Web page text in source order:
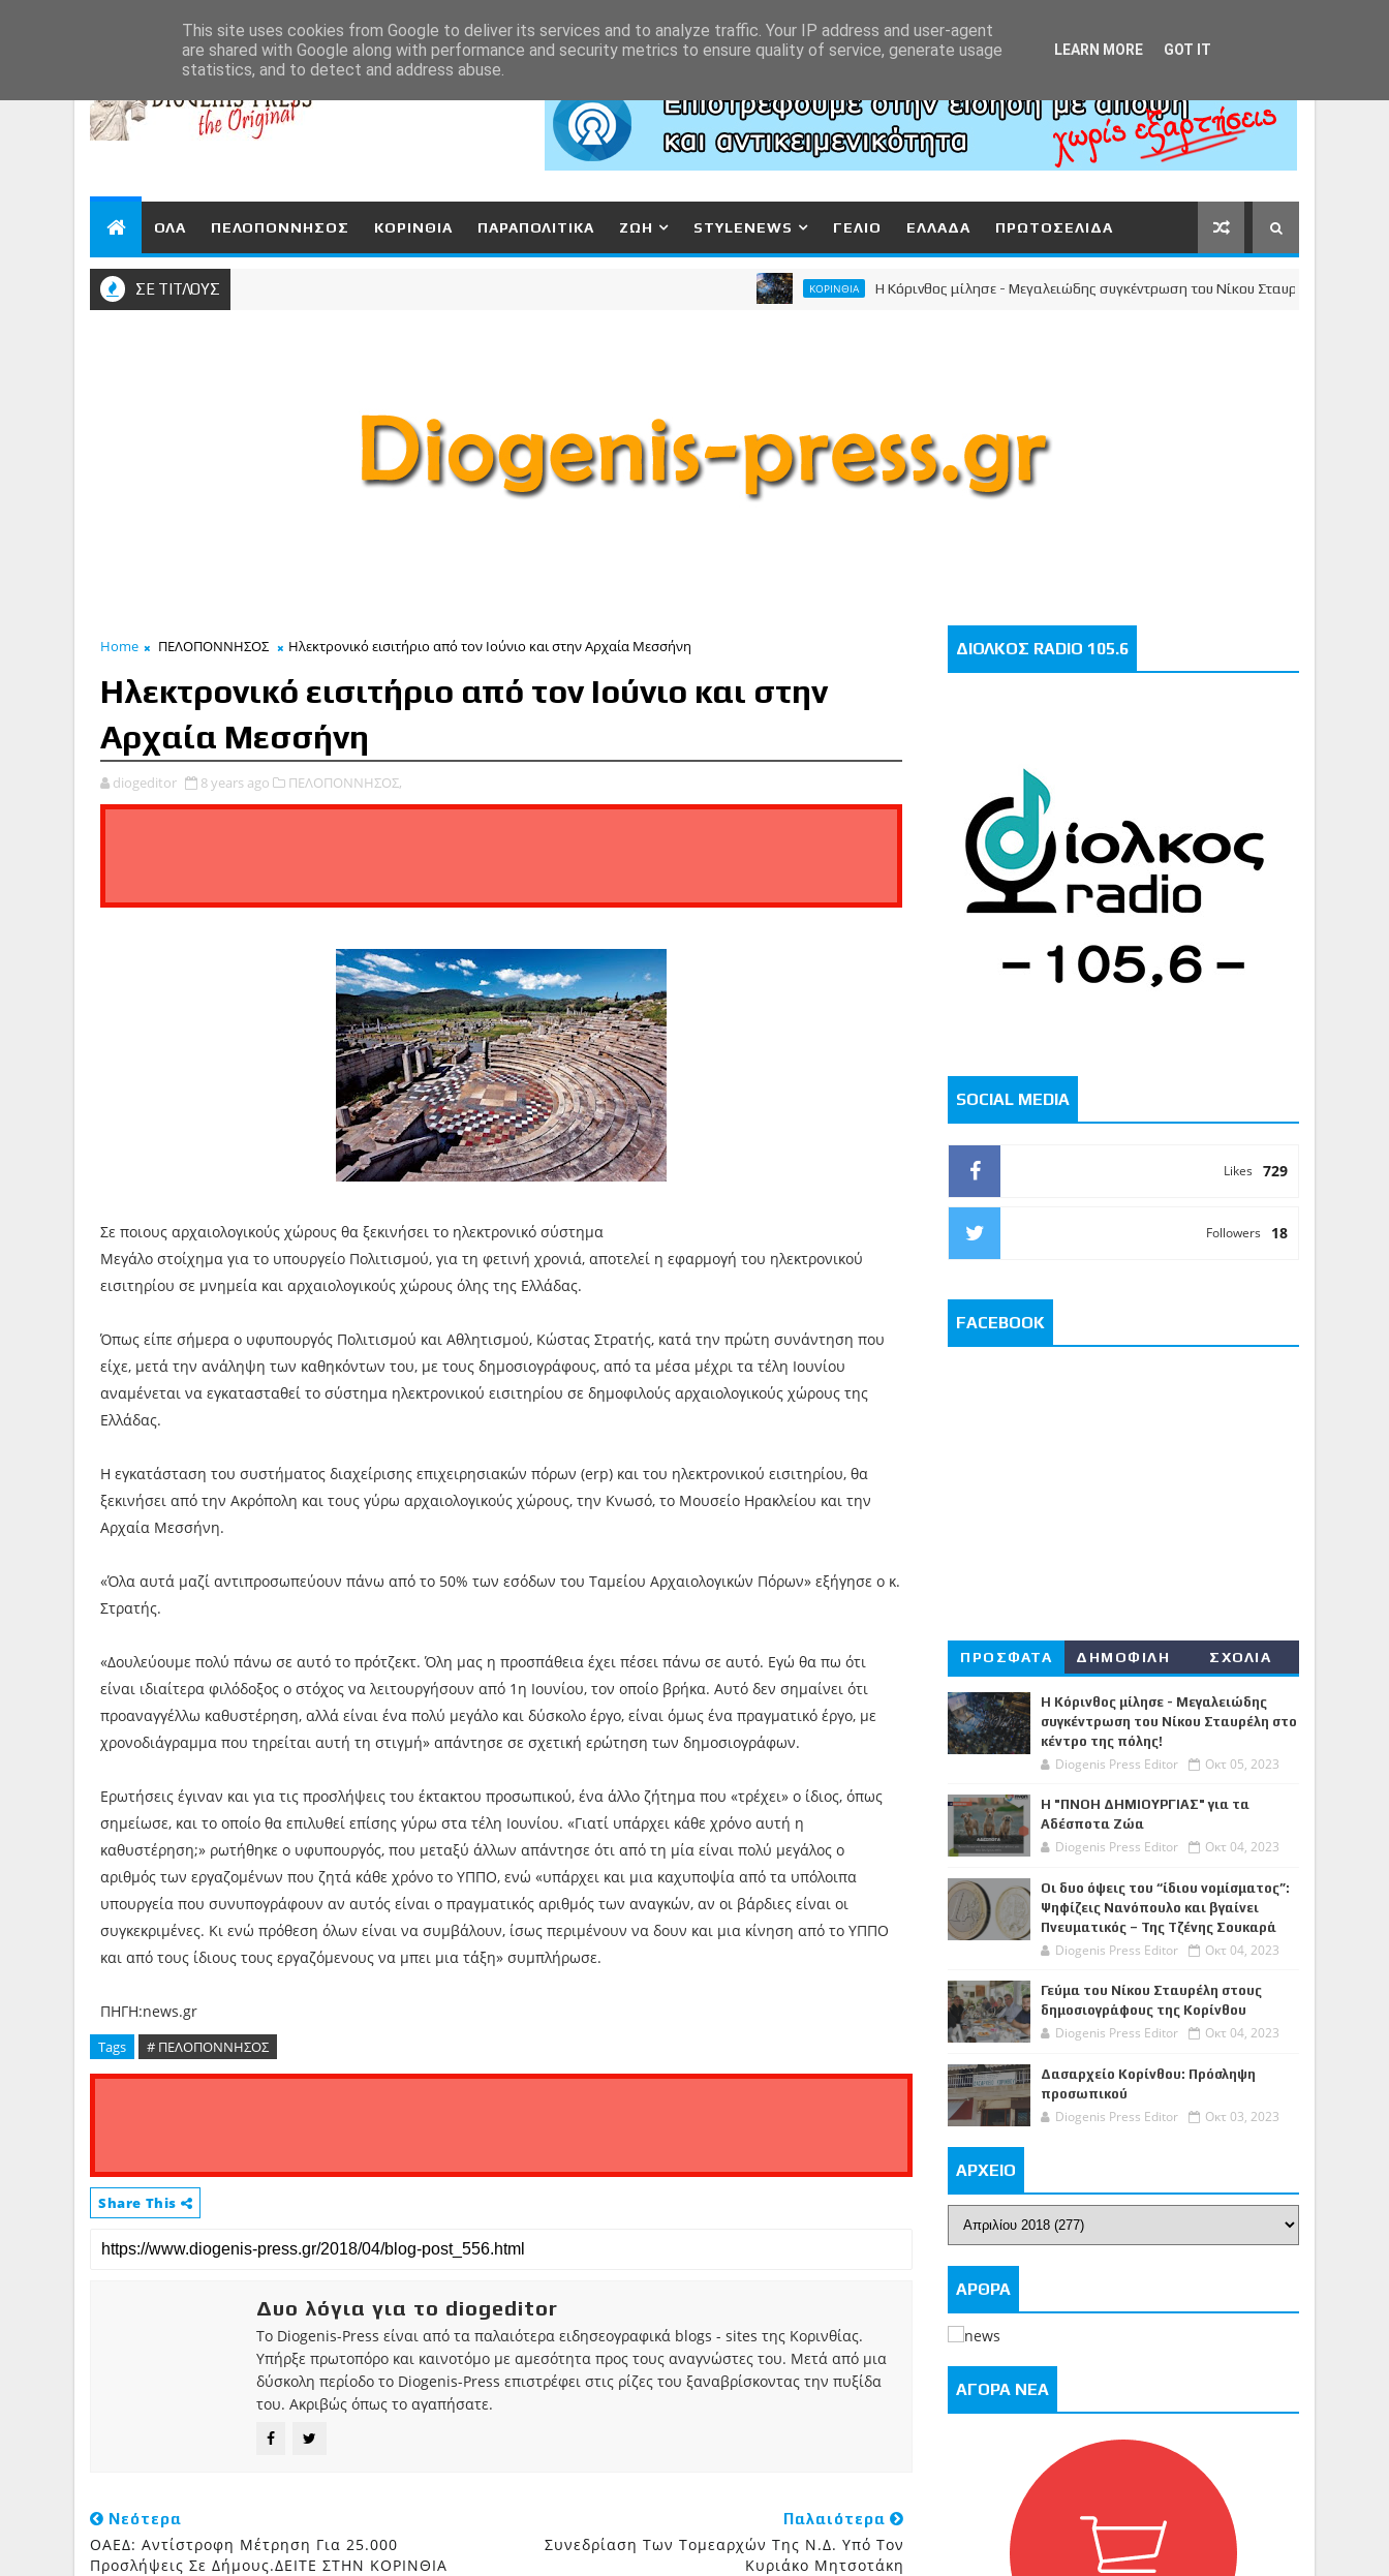
ΟΛΑ ΠΕΛΟΠΟΝΝΗΣΟΣ ΚΟΡΙΝΘΙΑ ΠΑΡΑΠΟΛΙΤΙΚΑ ΖΩΗ STYLENEWS ΓΕΛΙΟ ΕΛΛΑΔΑ ΠΡΩΤΟΣΕΛΙΔΑ
ΣΕ ΤΙΤΛΟΥΣ ΚΟΡΙΝΘΙΑ Η Κόρινθος μίλησε - Μεγαλειώδης συγκέντρωση του Νίκου Σταυρέλη στο κέντρο της
Home ΠΕΛΟΠΟΝΝΗΣΟΣ Ηλεκτρονικό εισιτήριο από τον Ιούνιο και στην Αρχαία Μεσσήνη
Ηλεκτρονικό εισιτήριο από τον Ιούνιο και στην
Αρχαία Μεσσήνη
diogeditor 8 years ago ΠΕΛΟΠΟΝΝΗΣΟΣ,
Σε ποιους αρχαιολογικούς χώρους θα ξεκινήσει το ηλεκτρονικό σύστημα
Μεγάλο στοίχημα για το υπουργείο Πολιτισμού, για τη φετινή χρονιά, αποτελεί η εφαρμογή του ηλεκτρονικού
εισιτηρίου σε μνημεία και αρχαιολογικούς χώρους όλης της Ελλάδας.
Όπως είπε σήμερα ο υφυπουργός Πολιτισμού και Αθλητισμού, Κώστας Στρατής, κατά την πρώτη συνάντηση που
είχε, μετά την ανάληψη των καθηκόντων του, με τους δημοσιογράφους, από τα μέσα μέχρι τα τέλη Ιουνίου
αναμένεται να εγκατασταθεί το σύστημα ηλεκτρονικού εισιτηρίου σε δημοφιλούς αρχαιολογικούς χώρους της
Ελλάδας.
Η εγκατάσταση του συστήματος διαχείρισης επιχειρησιακών πόρων (erp) και του ηλεκτρονικού εισιτηρίου, θα
ξεκινήσει από την Ακρόπολη και τους γύρω αρχαιολογικούς χώρους, την Κνωσό, το Μουσείο Ηρακλείου και την
Αρχαία Μεσσήνη.
«Όλα αυτά μαζί αντιπροσωπεύουν πάνω από το 50% των εσόδων του Ταμείου Αρχαιολογικών Πόρων» εξήγησε ο κ.
Στρατής.
«Δουλεύουμε πολύ πάνω σε αυτό το πρότζεκτ. Όλη μας η προσπάθεια έχει πέσει πάνω σε αυτό. Εγώ θα πω ότι
είναι ιδιαίτερα φιλόδοξος ο στόχος να λειτουργήσουν από 1η Ιουνίου, τον οποίο βρήκα. Αυτό δεν σημαίνει ότι
προαναγγέλλω καθυστέρηση, αλλά είναι ένα πολύ μεγάλο και δύσκολο έργο, είναι όμως ένα πραγματικό έργο, με
χρονοδιάγραμμα που τηρείται αυτή τη στιγμή» απάντησε σε σχετική ερώτηση των δημοσιογράφων.
Ερωτήσεις έγιναν και για τις προσλήψεις του έκτακτου προσωπικού, ένα άλλο ζήτημα που «τρέχει» ο ίδιος, όπως
σημείωσε, και το οποίο θα επιλυθεί επίσης γύρω στα τέλη Ιουνίου. «Γιατί υπάρχει κάθε χρόνο αυτή η
καθυστέρηση;» ρωτήθηκε ο υφυπουργός, που μεταξύ άλλων απάντησε ότι από τη μία είναι πολύ μεγάλος ο
αριθμός των εργαζομένων που ζητά κάθε χρόνο το ΥΠΠΟ, ενώ «υπάρχει και μια καχυποψία από τα υπόλοιπα
υπουργεία που συνυπογράφουν αν αυτός είναι ο πραγματικός αριθμός των αναγκών, αν οι βάρδιες είναι οι
συγκεκριμένες. Κι ενώ πρόθεση όλων είναι να συμβάλουν, ίσως περιμένουν να δουν και μια κίνηση από το ΥΠΠΟ
και από τους ίδιους τους εργαζόμενους να μπει μια τάξη» συμπλήρωσε.
ΠΗΓΗ:news.gr
Tags # ΠΕΛΟΠΟΝΝΗΣΟΣ
Share This
Δυο λόγια για το diogeditor
Το Diogenis-Press είναι από τα παλαιότερα ειδησεογραφικά blogs - sites της Κορινθίας.
Υπήρξε πρωτοπόρο και καινοτόμο με αμεσότητα προς τους αναγνώστες του. Μετά από μια
δύσκολη περίοδο το Diogenis-Press επιστρέφει στις ρίζες του ξαναβρίσκοντας την πυξίδα
του. Ακριβώς όπως το αγαπήσατε.
Νεότερα
ΟΑΕΔ: Αντίστροφη Μέτρηση Για 25.000
Προσλήψεις Σε Δήμους.ΔΕΙΤΕ ΣΤΗΝ ΚΟΡΙΝΘΙΑ
Παλαιότερα
Συνεδρίαση Των Τομεαρχών Της Ν.Δ. Υπό Τον
Κυριάκο Μητσοτάκη
ΔΙΟΛΚΟΣ RADIO 105.6
SOCIAL MEDIA
729
Likes
18
Followers
FACEBOOK
ΠΡΟΣΦΑΤΑ ΔΗΜΟΦΙΛΗ ΣΧΟΛΙΑ
Η Κόρινθος μίλησε - Μεγαλειώδης
συγκέντρωση του Νίκου Σταυρέλη στο
κέντρο της πόλης!
Diogenis Press Editor Οκτ 05, 2023
Η "ΠΝΟΗ ΔΗΜΙΟΥΡΓΙΑΣ" για τα
Αδέσποτα Ζώα
Diogenis Press Editor Οκτ 04, 2023
Οι δυο όψεις του “ίδιου νομίσματος”:
Ψηφίζεις Νανόπουλο και βγαίνει
Πνευματικός – Της Τζένης Σουκαρά
Diogenis Press Editor Οκτ 04, 2023
Γεύμα του Νίκου Σταυρέλη στους
δημοσιογράφους της Κορίνθου
Diogenis Press Editor Οκτ 04, 2023
Δασαρχείο Κορίνθου: Πρόσληψη
προσωπικού
Diogenis Press Editor Οκτ 03, 2023
ΑΡΧΕΙΟ
ΑΡΘΡΑ
ΑΓΟΡΑ ΝΕΑ
This site uses cookies from Google to deliver its services and to analyze traffic. Your IP address and user-agent
are shared with Google along with performance and security metrics to ensure quality of service, generate usage
statistics, and to detect and address abuse.
LEARN MORE GOT IT